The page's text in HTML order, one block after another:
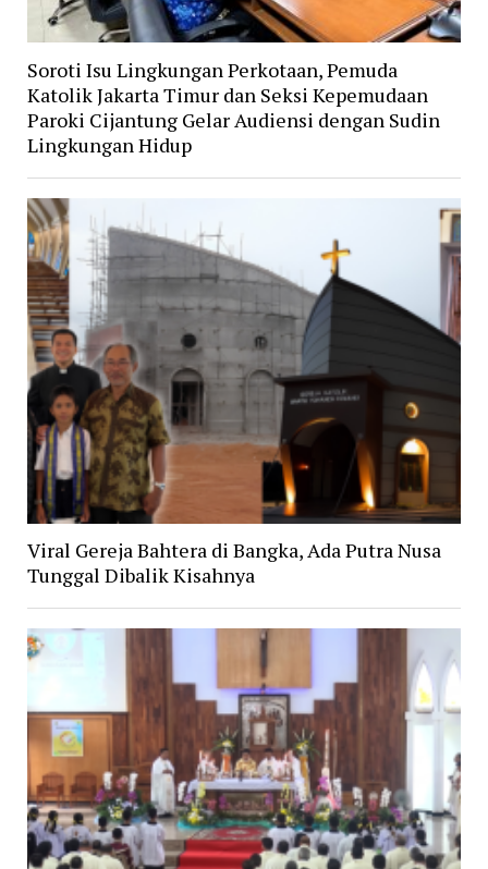
Soroti Isu Lingkungan Perkotaan, Pemuda
Katolik Jakarta Timur dan Seksi Kepemudaan
Paroki Cijantung Gelar Audiensi dengan Sudin
Lingkungan Hidup
Viral Gereja Bahtera di Bangka, Ada Putra Nusa
Tunggal Dibalik Kisahnya